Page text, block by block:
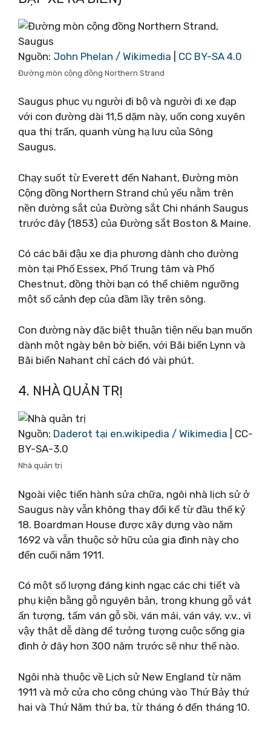
Nguồn: John Phelan / Wikimedia CC BY-SA 4.0
Đường mòn cộng đồng Northern Strand
Saugus phục vụ người đi bộ và người đi xe đạp
với con đường dài 11,5 dặm này, uốn cong xuyên
qua thị trấn, quanh vùng hạ lưu của Sông
Saugus.
Chạy suốt từ Everett đến Nahant, Đường mòn
Cộng đồng Northern Strand chủ yếu nằm trên
nền đường sắt của Đường sắt Chi nhánh Saugus
trước đây (1853) của Đường sắt Boston & Maine.
Có các bãi đậu xe địa phương dành cho đường
mòn tại Phố Essex, Phố Trung tâm và Phố
Chestnut, đồng thời bạn có thể chiêm ngưỡng
một số cảnh đẹp của đầm lầy trên sông.
Con đường này đặc biệt thuận tiện nếu bạn muốn
dành một ngày bên bờ biển, với Bãi biển Lynn và
Bãi biển Nahant chỉ cách đó vài phút.
4. NHÀ QUẢN TRỊ
Nguồn: Daderot tại en.wikipedia / Wikimedia | CC-
BY-SA-3.0
Nhà quản trị
Ngoài việc tiến hành sửa chữa, ngôi nhà lịch sử ở
Saugus này vẫn không thay đổi kể từ đầu thế kỷ
18. Boardman House được xây dựng vào năm
1692 và vẫn thuộc sở hữu của gia đình này cho
đến cuối năm 1911.
Có một số lượng đáng kinh ngạc các chi tiết và
phụ kiện bằng gỗ nguyên bản, trong khung gỗ vát
ấn tượng, tấm ván gỗ sồi, ván mái, ván váy, v.v., vì
vậy thật dễ dàng để tưởng tượng cuộc sống gia
đình ở đây hơn 300 năm trước sẽ như thế nào.
Ngôi nhà thuộc về Lịch sử New England từ năm
1911 và mở cửa cho công chúng vào Thứ Bảy thứ
hai và Thứ Năm thứ ba, từ tháng 6 đến tháng 10.